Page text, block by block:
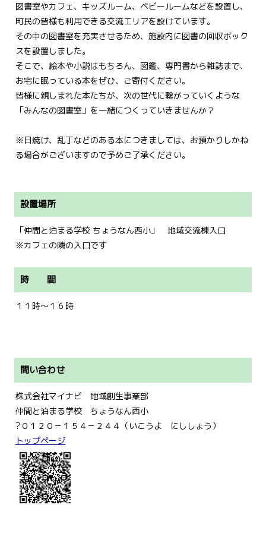
図書室やカフェ、キッズルーム、ベビールームなどを設置し、
町民の皆様も利用できる交流エリアを設けています。
その中の図書室を充実させるため、施設内に図書の回収ボック
スを設置しました。
そこで、絵本や小説はもちろん、図鑑、専門書から雑誌まで、
お宅に眠っている本をぜひ、ご寄付ください。
皆様に親しまれた本たちが、次の世代に繋がっていくような
「みんなの図書室」を一緒につくっていきませんか？
※日焼け、乱丁などのある本につきましては、お預かりしかね
る場合がございますので予めご了承ください。
設置場所
「仲間と泊まる学校 ちょうなん西小」 地域交流棟入口
※カフェの隣の入口です
時 間
１１時～１６時
問い合わせ
株式会社マイナビ 地域創生事業部
仲間と泊まる学校 ちょうなん西小
?０１２０－１５４－２４４（いこうよ にししょう）
トップページ